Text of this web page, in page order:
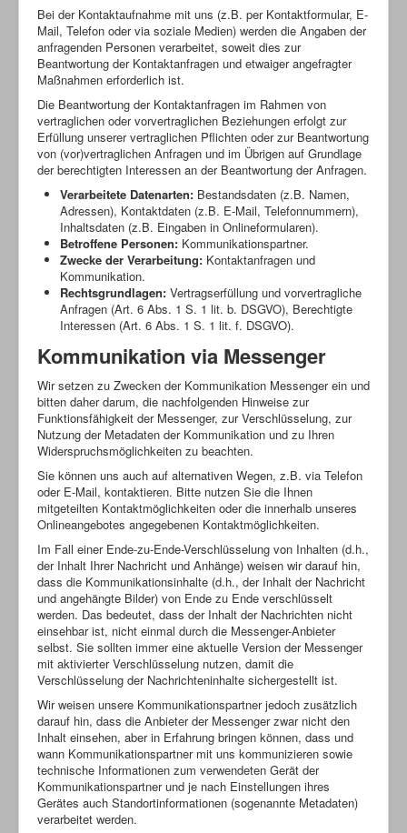
Bei der Kontaktaufnahme mit uns (z.B. per Kontaktformular, E-
Mail, Telefon oder via soziale Medien) werden die Angaben der
anfragenden Personen verarbeitet, soweit dies zur
Beantwortung der Kontaktanfragen und etwaiger angefragter
Maßnahmen erforderlich ist.
Die Beantwortung der Kontaktanfragen im Rahmen von
vertraglichen oder vorvertraglichen Beziehungen erfolgt zur
Erfüllung unserer vertraglichen Pflichten oder zur Beantwortung
von (vor)vertraglichen Anfragen und im Übrigen auf Grundlage
der berechtigten Interessen an der Beantwortung der Anfragen.
Verarbeitete Datenarten: Bestandsdaten (z.B. Namen,
Adressen), Kontaktdaten (z.B. E-Mail, Telefonnummern),
Inhaltsdaten (z.B. Eingaben in Onlineformularen).
Betroffene Personen: Kommunikationspartner.
Zwecke der Verarbeitung: Kontaktanfragen und
Kommunikation.
Rechtsgrundlagen: Vertragserfüllung und vorvertragliche
Anfragen (Art. 6 Abs. 1 S. 1 lit. b. DSGVO), Berechtigte
Interessen (Art. 6 Abs. 1 S. 1 lit. f. DSGVO).
Kommunikation via Messenger
Wir setzen zu Zwecken der Kommunikation Messenger ein und
bitten daher darum, die nachfolgenden Hinweise zur
Funktionsfähigkeit der Messenger, zur Verschlüsselung, zur
Nutzung der Metadaten der Kommunikation und zu Ihren
Widerspruchsmöglichkeiten zu beachten.
Sie können uns auch auf alternativen Wegen, z.B. via Telefon
oder E-Mail, kontaktieren. Bitte nutzen Sie die Ihnen
mitgeteilten Kontaktmöglichkeiten oder die innerhalb unseres
Onlineangebotes angegebenen Kontaktmöglichkeiten.
Im Fall einer Ende-zu-Ende-Verschlüsselung von Inhalten (d.h.,
der Inhalt Ihrer Nachricht und Anhänge) weisen wir darauf hin,
dass die Kommunikationsinhalte (d.h., der Inhalt der Nachricht
und angehängte Bilder) von Ende zu Ende verschlüsselt
werden. Das bedeutet, dass der Inhalt der Nachrichten nicht
einsehbar ist, nicht einmal durch die Messenger-Anbieter
selbst. Sie sollten immer eine aktuelle Version der Messenger
mit aktivierter Verschlüsselung nutzen, damit die
Verschlüsselung der Nachrichteninhalte sichergestellt ist.
Wir weisen unsere Kommunikationspartner jedoch zusätzlich
darauf hin, dass die Anbieter der Messenger zwar nicht den
Inhalt einsehen, aber in Erfahrung bringen können, dass und
wann Kommunikationspartner mit uns kommunizieren sowie
technische Informationen zum verwendeten Gerät der
Kommunikationspartner und je nach Einstellungen ihres
Gerätes auch Standortinformationen (sogenannte Metadaten)
verarbeitet werden.